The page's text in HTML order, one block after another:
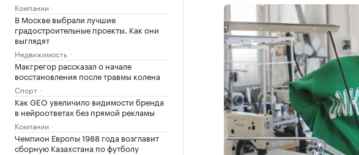
Компании
В Москве выбрали лучшие
градостроительные проекты. Как они
выглядят
Недвижимость
Макгрегор рассказал о начале
восстановления после травмы колена
Спорт
Как GEO увеличило видимости бренда
в нейроответах без прямой рекламы
Компании
Чемпион Европы 1988 года возглавит
сборную Казахстана по футболу